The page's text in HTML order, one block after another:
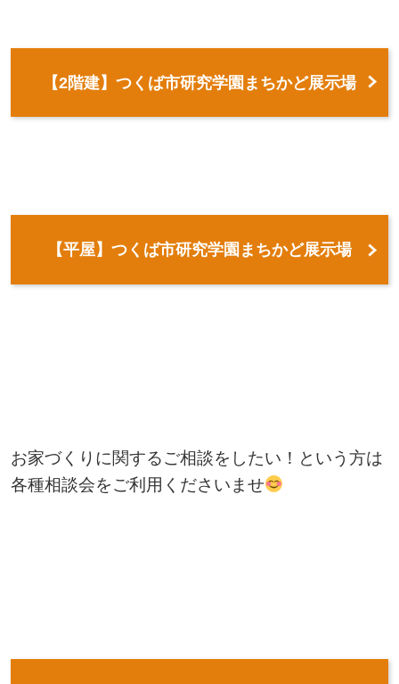
【2階建】つくば市研究学園まちかど展示場
【平屋】つくば市研究学園まちかど展示場
お家づくりに関するご相談をしたい！という方は
各種相談会をご利用くださいませ